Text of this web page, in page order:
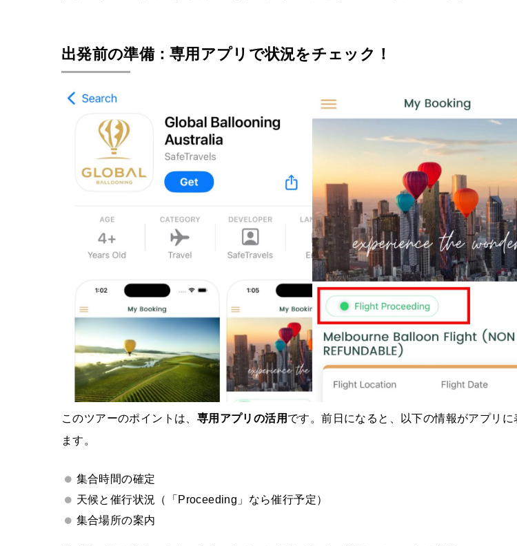
出発前の準備：専用アプリで状況をチェック！
このツアーのポイントは、 専用アプリの活用 です。前日になると、以下の情報がアプリに
ます。
集合時間の確定
天候と催行状況（「Proceeding」なら催行予定）
集合場所の案内